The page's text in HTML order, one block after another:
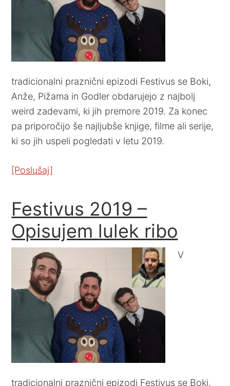
tradicionalni praznični epizodi Festivus se Boki,
Anže, Pižama in Godler obdarujejo z najbolj
weird zadevami, ki jih premore 2019. Za konec
pa priporočijo še najljubše knjige, filme ali serije,
ki so jih uspeli pogledati v letu 2019.
[Poslušaj]
Festivus 2019 –
Opisujem lulek ribo
V
tradicionalni praznični epizodi Festivus se Boki,